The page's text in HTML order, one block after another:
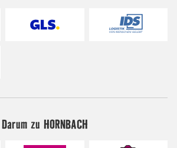
Darum zu HORNBACH